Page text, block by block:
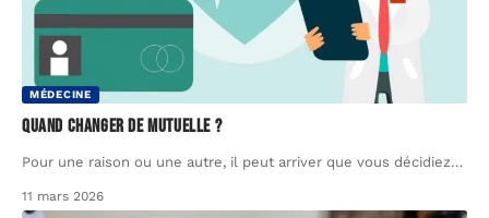
MÉDECINE
Quand changer de mutuelle ?
Pour une raison ou une autre, il peut arriver que vous décidiez…
11 mars 2026